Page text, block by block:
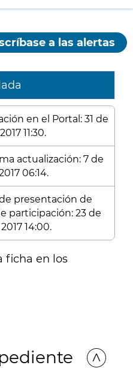
a las alertas
en el Portal: 31 de
11:30.
actualización: 7 de
06:14.
presentación de
participación: 23 de
14:00.
ficha en los